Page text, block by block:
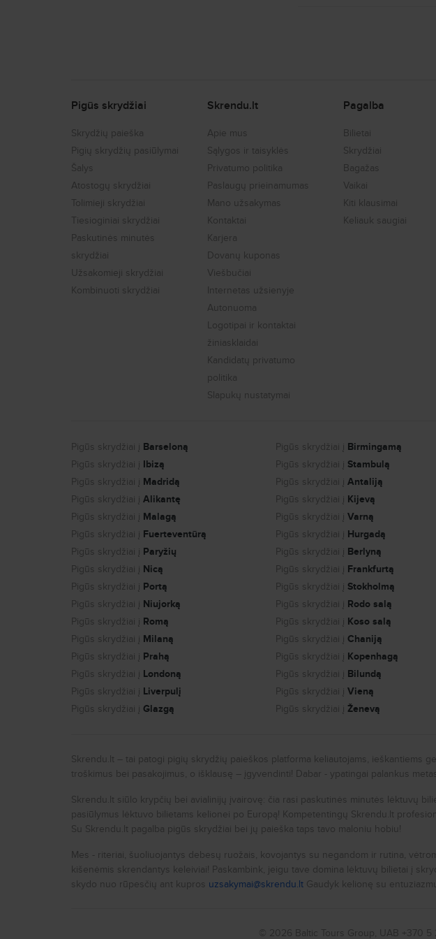
Satu Mare (SUJ)
Bacau (BCM)
Arad (ARW)
Viso 17.
Ar jau žinai į kurį oro
viešbučiai:
Vykstant į nepažįstamą
keliaujant iki Bukarešto
- Atstumas Henri Coanda
Kur apsistoti šiame
čia yra 5584), o jei
Undergroun
Stars Hotel -
Moxa Bucharest
Prince Residence
Vidutinė oro
Vidutinė oro
Vidutinė oro
Vidutinė oro
Vidutinė oro
Vidutinė oro
Vidutinė oro
Vidutinė oro
Vidutinė oro
Vidutinė oro
Pigūs skrydžiai
Skrydžių paieška
Pigių skrydžių pasiūlymai
Šalys
Atostogų skrydžiai
Tolimieji skrydžiai
Tiesioginiai skrydžiai
Paskutinės minutės
skrydžiai
Užsakomieji skrydžiai
Kombinuoti skrydžiai
Skrendu.lt
Apie mus
Sąlygos ir taisyklės
Privatumo politika
Paslaugų prieinamumas
Mano užsakymas
Kontaktai
Karjera
Dovanų kuponas
Viešbučiai
Internetas užsienyje
Autonuoma
Logotipai ir kontaktai
žiniasklaidai
Kandidatų privatumo
politika
Slapukų nustatymai
Pagalba
Bilietai
Skrydžiai
Bagažas
Vaikai
Kiti klausimai
Keliauk saugiai
Pigūs skrydžiai į Barseloną
Pigūs skrydžiai į Ibizą
Pigūs skrydžiai į Madridą
Pigūs skrydžiai į Alikantę
Pigūs skrydžiai į Malagą
Pigūs skrydžiai į Fuerteventūrą
Pigūs skrydžiai į Paryžių
Pigūs skrydžiai į Nicą
Pigūs skrydžiai į Portą
Pigūs skrydžiai į Niujorką
Pigūs skrydžiai į Romą
Pigūs skrydžiai į Milaną
Pigūs skrydžiai į Prahą
Pigūs skrydžiai į Londoną
Pigūs skrydžiai į Liverpulį
Pigūs skrydžiai į Glazgą
Pigūs skrydžiai į Birmingamą
Pigūs skrydžiai į Stambulą
Pigūs skrydžiai į Antaliją
Pigūs skrydžiai į Kijevą
Pigūs skrydžiai į Varną
Pigūs skrydžiai į Hurgadą
Pigūs skrydžiai į Berlyną
Pigūs skrydžiai į Frankfurtą
Pigūs skrydžiai į Stokholmą
Pigūs skrydžiai į Rodo salą
Pigūs skrydžiai į Koso salą
Pigūs skrydžiai į Chaniją
Pigūs skrydžiai į Kopenhagą
Pigūs skrydžiai į Bilundą
Pigūs skrydžiai į Vieną
Pigūs skrydžiai į Ženevą
Skrendu.lt – tai patogi pigių skrydžių paieškos platforma keliautojams, ieškantiems
troškimus bei pasakojimus, o išklausę – įgyvendinti! Dabar - ypatingai palankus
Skrendu.lt siūlo krypčių bei avialinijų įvairovę: čia rasi paskutinės minutės lėktuvų
pasiūlymus lėktuvo bilietams kelionei po Europą! Kompetentingų Skrendu.lt
Su Skrendu.lt pagalba pigūs skrydžiai bei jų paieška taps tavo maloniu hobiu!
Mes - riteriai, šuoliuojantys debesų ruožais, kovojantys su negandom ir rutina,
kišenėmis skrendantys keleiviai! Paskambink, jeigu tave domina lėktuvų bilietai į
skydo nuo rūpesčių ant kupros uzsakymai@skrendu.lt Gaudyk kelionę su
© 2026 Baltic Tours Group, UAB +370 5